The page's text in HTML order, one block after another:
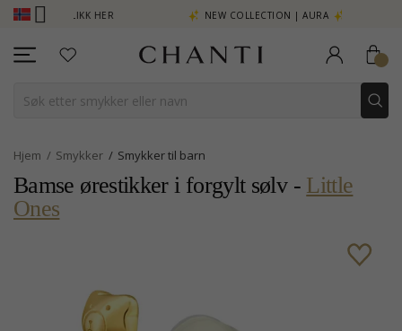
- KLIKK HER NEW COLLECTION | AURA
Hjem Smykker Smykker til barn
Bamse ørestikker i forgylt sølv - Little
Ones